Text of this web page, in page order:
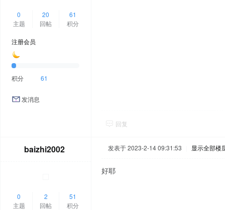
0
主题
20
回帖
61
积分
注册会员
积分 61
发消息
回复
baizhi2002
0
主题
2
回帖
51
积分
发表于 2023-2-14 09:31:53 显示全部楼
好耶